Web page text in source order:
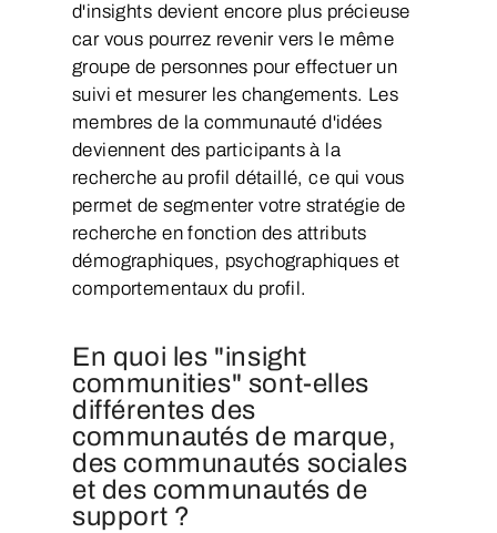
d'insights devient encore plus précieuse
car vous pourrez revenir vers le même
groupe de personnes pour effectuer un
suivi et mesurer les changements. Les
membres de la communauté d'idées
deviennent des participants à la
recherche au profil détaillé, ce qui vous
permet de segmenter votre stratégie de
recherche en fonction des attributs
démographiques, psychographiques et
comportementaux du profil.
En quoi les "insight
communities" sont-elles
différentes des
communautés de marque,
des communautés sociales
et des communautés de
support ?